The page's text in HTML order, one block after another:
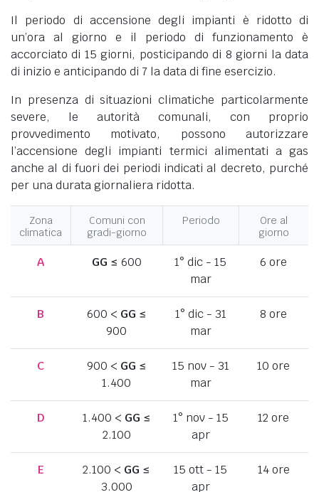
Il periodo di accensione degli impianti è ridotto di
un’ora al giorno e il periodo di funzionamento è
accorciato di 15 giorni, posticipando di 8 giorni la data
di inizio e anticipando di 7 la data di fine esercizio.
In presenza di situazioni climatiche particolarmente
severe, le autorità comunali, con proprio
provvedimento motivato, possono autorizzare
l’accensione degli impianti termici alimentati a gas
anche al di fuori dei periodi indicati al decreto, purché
per una durata giornaliera ridotta.
Zona
climatica
Comuni con
gradi-giorno
Periodo
Ore al
giorno
A GG ≤ 600
1° dic - 15
mar
6 ore
B 600 < GG ≤
900
1° dic - 31
mar
8 ore
C 900 < GG ≤
1.400
15 nov - 31
mar
10 ore
D 1.400 < GG ≤
2.100
1° nov - 15
apr
12 ore
E 2.100 < GG ≤
3.000
15 ott - 15
apr
14 ore